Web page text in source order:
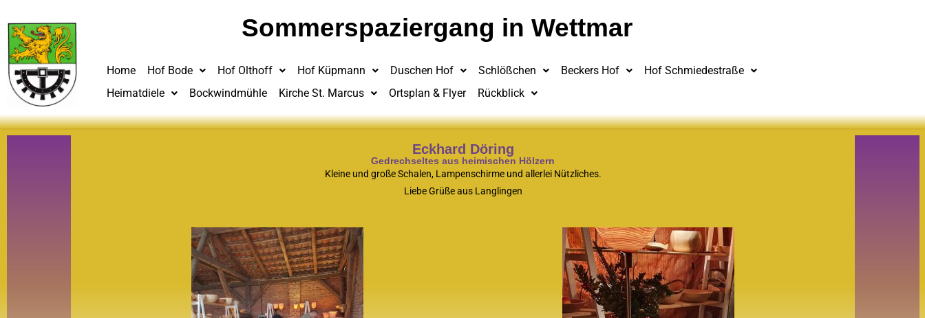
Sommerspaziergang in Wettmar
Home Hof Bode Hof Olthoff Hof Küpmann Duschen Hof Schlößchen Beckers Hof
Hof Schmiedestraße
Heimatdiele
Bockwindmühle Kirche St. Marcus Ortsplan & Flyer Rückblick
Eckhard Döring
Gedrechseltes aus heimischen Hölzern
Kleine und große Schalen, Lampenschirme und allerlei Nützliches.
Liebe Grüße aus Langlingen